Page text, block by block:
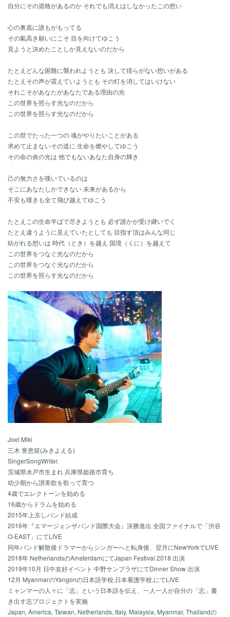
自分にその資格があるのか それでも消えはしなかったこの想い
心の奥底に誰もがもってる
その氣高き願いにこそ 目を向けてゆこう
見ようと決めたことしか見えないのだから
たとえどんな困難に襲われようとも 決して揺らがない想いがある
たとえその声が震えていようとも その灯を消してはいけない
それこそがあなたがあなたである理由の光
この世界を照らす光なのだから
この世界を照らす光なのだから
この世でたった一つの 魂がやりたいことがある
求めて止まないその道に 生命を燃やしてゆこう
その命の炎の光は 他でもないあなた自身の輝き
己の無力さを嘆いているのは
そこにあなたしかできない 未来があるから
不安も嘆きも全て飛び越えてゆこう
たとえこの生命半ばで尽きようとも 必ず誰かが受け継いでく
たとえ違うように見えていたとしても 目指す頂はみんな同じ
紡がれる想いは 時代（とき）を越え 国境（くに）を越えて
この世界をつなぐ光なのだから
この世界をつなぐ光なのだから
この世界を照らす光なのだから
Joel Miki
三木 誉恵留(みきよえる)
SingerSongWriter.
茨城県水戸市生まれ 兵庫県姫路市育ち
幼少期から讃美歌を歌って育つ
4歳でエレクトーンを始める
16歳からドラムを始める
2015年上京しバンド結成
2016年『エマージェンザバンド国際大会』決勝進出 全国ファイナルで「渋谷
O-EAST」にてLIVE
同年バンド解散後ドラマーからシンガーへと転身後、翌月にNewYorkでLIVE
2018年 NetherlandsのAmsterdamにてJapan Festival 2018 出演
2019年10月 日中友好イベント 中野サンプラザにてDinner Show 出演
12月 MyanmarのYangonの日本語学校,日本看護学校,にてLIVE
ミャンマーの人々に「志」という日本語を伝え、一人一人が自分の「志」書
き出す志プロジェクトを実施
Japan, America, Taiwan, Netherlands, Italy, Malaysia, Myanmar, Thailandの